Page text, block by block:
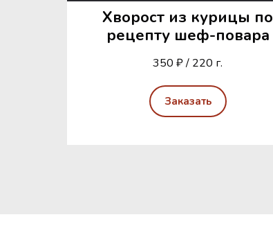
Хворост из курицы по
рецепту шеф-повара
350 ₽ / 220 г.
Заказать